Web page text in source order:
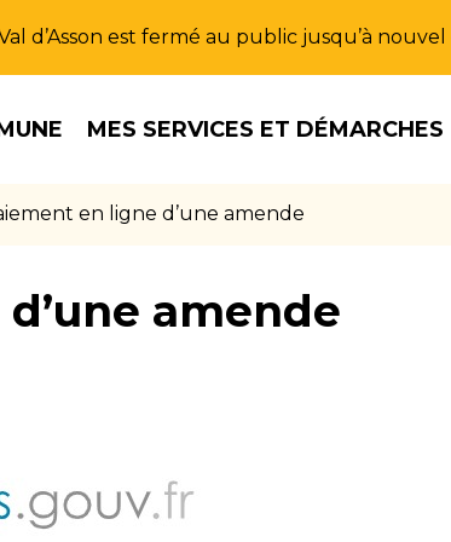
d’Asson est fermé au public jusqu’à
MES SERVICES ET DÉMARCHES
en ligne d’une amende
amende